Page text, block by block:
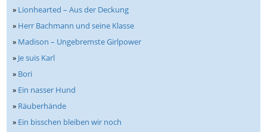
» Lionhearted – Aus der Deckung
» Herr Bachmann und seine Klasse
» Madison – Ungebremste Girlpower
» Je suis Karl
» Bori
» Ein nasser Hund
» Räuberhände
» Ein bisschen bleiben wir noch